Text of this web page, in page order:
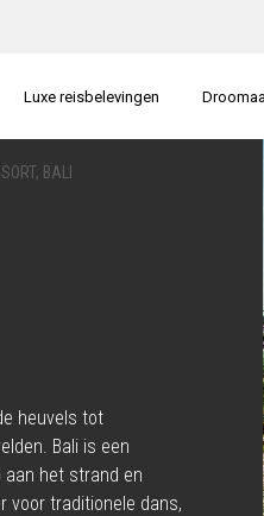
Luxe reisbelevingen
BALI
heuvels tot
Bali is een
aan het strand en
voor traditionele dans,